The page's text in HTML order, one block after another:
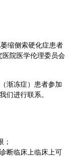
缩侧索硬化症患者
医院医学伦理委员会
渐冻症）患者参加
们进行联系。
；
断临床上临床上可